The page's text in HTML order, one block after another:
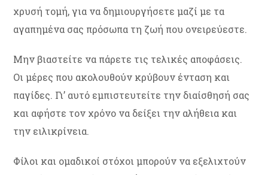
χρυσή τομή, για να δημιουργήσετε μαζί με τα
αγαπημένα σας πρόσωπα τη ζωή που ονειρεύεστε.
Μην βιαστείτε να πάρετε τις τελικές αποφάσεις.
Οι μέρες που ακολουθούν κρύβουν ένταση και
παγίδες. Γι’ αυτό εμπιστευτείτε την διαίσθησή σας
και αφήστε τον χρόνο να δείξει την αλήθεια και
την ειλικρίνεια.
Φίλοι και ομαδικοί στόχοι μπορούν να εξελιχτούν